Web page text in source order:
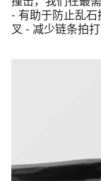
- 有助于防止乱
叉 - 减少链条拍